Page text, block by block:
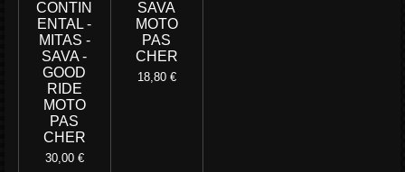
CONTIN
ENTAL -
MITAS -
SAVA -
GOOD
RIDE
MOTO
PAS
CHER
30,00 €
SAVA
MOTO
PAS
CHER
18,80 €